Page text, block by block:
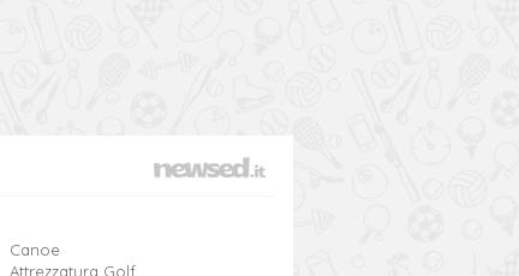
Canoe
Attrezzatura Golf